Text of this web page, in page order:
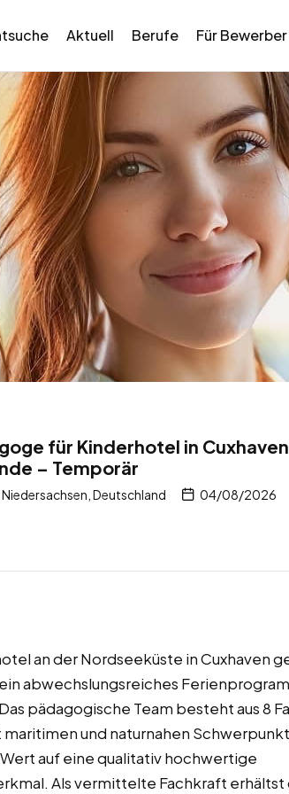
Aktuell Berufe Für Bewerber
für Kinderhotel in
– Temporär
Deutschland 04/08/2026
an der Nordseeküste in Cuxhaven
abwechslungsreiches
pädagogische Team besteht aus 8
und naturnahen
auf eine qualitativ hochwertige
Als vermittelte Fachkraft erhältst